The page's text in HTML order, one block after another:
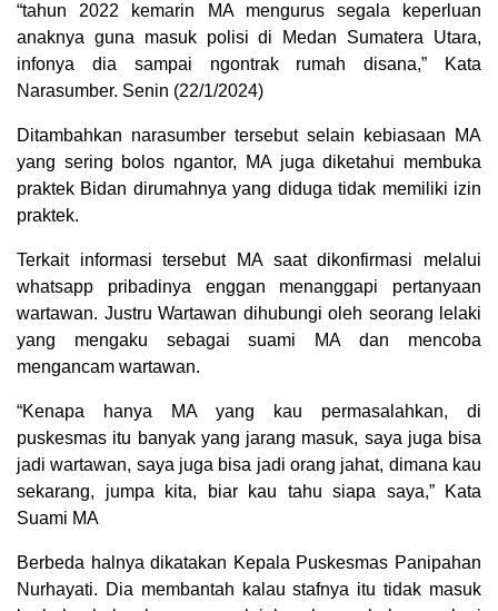
“tahun 2022 kemarin MA mengurus segala keperluan
anaknya guna masuk polisi di Medan Sumatera Utara,
infonya dia sampai ngontrak rumah disana,” Kata
Narasumber. Senin (22/1/2024)
Ditambahkan narasumber tersebut selain kebiasaan MA
yang sering bolos ngantor, MA juga diketahui membuka
praktek Bidan dirumahnya yang diduga tidak memiliki izin
praktek.
Terkait informasi tersebut MA saat dikonfirmasi melalui
whatsapp pribadinya enggan menanggapi pertanyaan
wartawan. Justru Wartawan dihubungi oleh seorang lelaki
yang mengaku sebagai suami MA dan mencoba
mengancam wartawan.
“Kenapa hanya MA yang kau permasalahkan, di
puskesmas itu banyak yang jarang masuk, saya juga bisa
jadi wartawan, saya juga bisa jadi orang jahat, dimana kau
sekarang, jumpa kita, biar kau tahu siapa saya,” Kata
Suami MA
Berbeda halnya dikatakan Kepala Puskesmas Panipahan
Nurhayati. Dia membantah kalau stafnya itu tidak masuk